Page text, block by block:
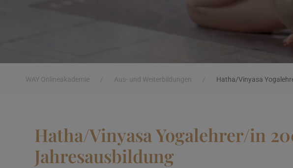
WAY Onlineakademie / Aus- und Weiterbildungen / Hatha/Vinyasa
Hatha/Vinyasa Yogalehrer/in
Jahresausbildung